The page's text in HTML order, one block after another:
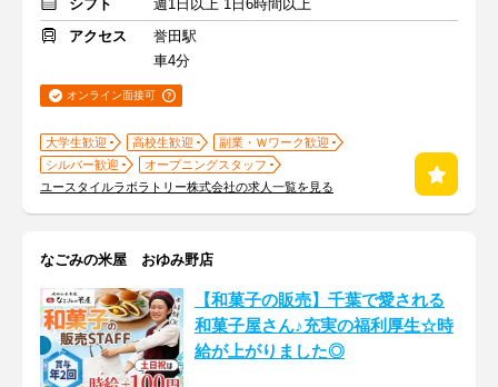
シフト
週1日以上 1日6時間以上
アクセス
誉田駅
車4分
オンライン面接可
大学生歓迎 高校生歓迎
副業・Ｗワーク歓迎
シルバー歓迎
オープニングスタッフ
ユースタイルラボラトリー株式会社の求人一覧を見る
なごみの米屋 おゆみ野店
【和菓子の販売】千葉で愛される
和菓子屋さん♪充実の福利厚生☆時
給が上がりました◎